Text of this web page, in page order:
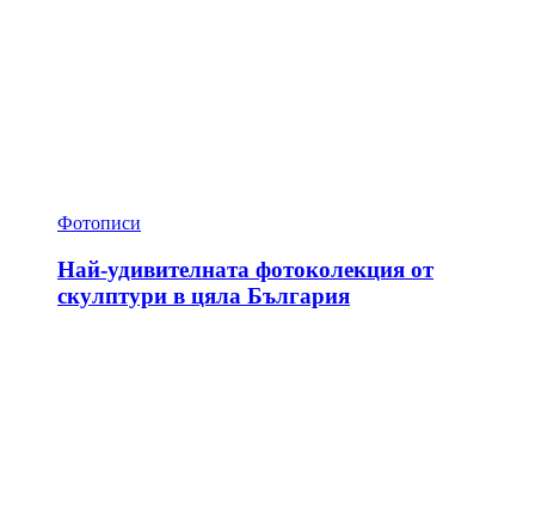
Фотописи
Най-удивителната фотоколекция от
скулптури в цяла България